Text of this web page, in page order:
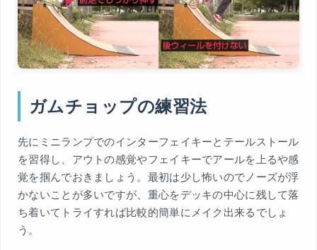
ガムチョップの練習法
先にミニランプでのインターフェイキーとテールストール
を習得し、アウトの感覚やフェイキーでアールを上るや感
覚を掴んでおきましょう。最初は少し怖いのでノーズが浮
かないことが多いですが、重心をデッキの中心に残して落
ち着いてトライすれば比較的簡単にメイク出来るでしょ
う。